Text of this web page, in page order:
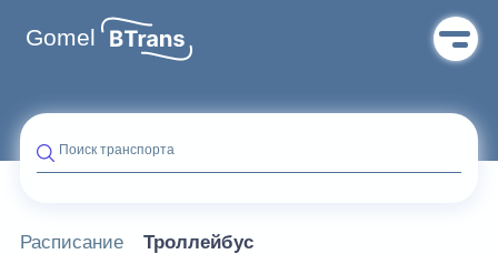
Gomel
Поиск транспорта
Расписание Троллейбус